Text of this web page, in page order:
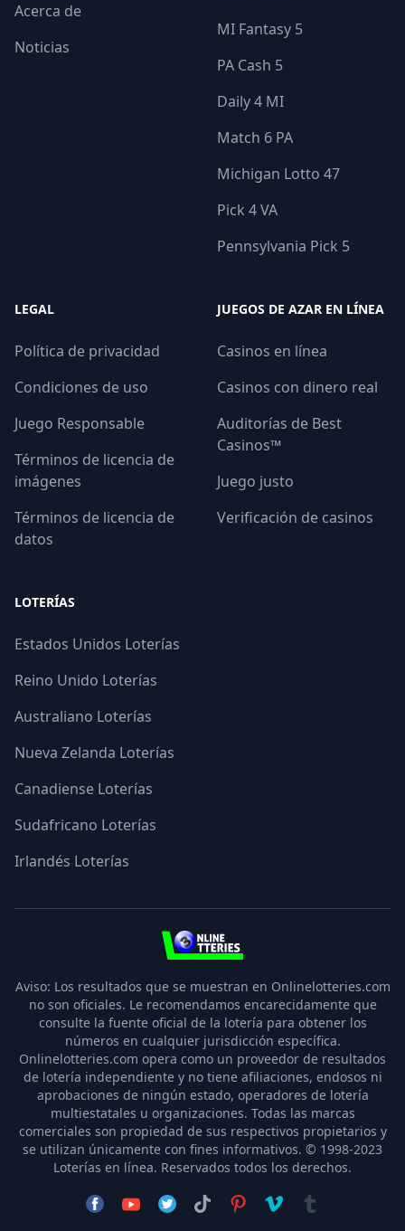
Acerca de
Noticias
MI Fantasy 5
PA Cash 5
Daily 4 MI
Match 6 PA
Michigan Lotto 47
Pick 4 VA
Pennsylvania Pick 5
LEGAL
Política de privacidad
Condiciones de uso
Juego Responsable
Términos de licencia de
imágenes
Términos de licencia de
datos
JUEGOS DE AZAR EN LÍNEA
Casinos en línea
Casinos con dinero real
Auditorías de Best
Casinos™
Juego justo
Verificación de casinos
LOTERÍAS
Estados Unidos Loterías
Reino Unido Loterías
Australiano Loterías
Nueva Zelanda Loterías
Canadiense Loterías
Sudafricano Loterías
Irlandés Loterías
3
Aviso: Los resultados que se muestran en Onlinelotteries.com
no son oficiales. Le recomendamos encarecidamente que
consulte la fuente oficial de la lotería para obtener los
números en cualquier jurisdicción específica.
Onlinelotteries.com opera como un proveedor de resultados
de lotería independiente y no tiene afiliaciones, endosos ni
aprobaciones de ningún estado, operadores de lotería
multiestatales u organizaciones. Todas las marcas
comerciales son propiedad de sus respectivos propietarios y
se utilizan únicamente con fines informativos. © 1998-2023
Loterías en línea. Reservados todos los derechos.